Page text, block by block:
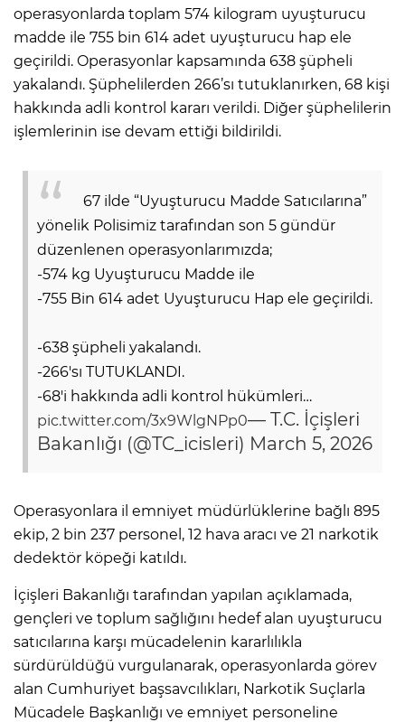
operasyonlarda toplam 574 kilogram uyuşturucu
madde ile 755 bin 614 adet uyuşturucu hap ele
geçirildi. Operasyonlar kapsamında 638 şüpheli
yakalandı. Şüphelilerden 266’sı tutuklanırken, 68 kişi
hakkında adli kontrol kararı verildi. Diğer şüphelilerin
işlemlerinin ise devam ettiği bildirildi.
67 ilde “Uyuşturucu Madde Satıcılarına”
yönelik Polisimiz tarafından son 5 gündür
düzenlenen operasyonlarımızda;
-574 kg Uyuşturucu Madde ile
-755 Bin 614 adet Uyuşturucu Hap ele geçirildi.
-638 şüpheli yakalandı.
-266'sı TUTUKLANDI.
-68'i hakkında adli kontrol hükümleri…
pic.twitter.com/3x9WlgNPp0— T.C. İçişleri
Bakanlığı (@TC_icisleri) March 5, 2026
Operasyonlara il emniyet müdürlüklerine bağlı 895
ekip, 2 bin 237 personel, 12 hava aracı ve 21 narkotik
dedektör köpeği katıldı.
İçişleri Bakanlığı tarafından yapılan açıklamada,
gençleri ve toplum sağlığını hedef alan uyuşturucu
satıcılarına karşı mücadelenin kararlılıkla
sürdürüldüğü vurgulanarak, operasyonlarda görev
alan Cumhuriyet başsavcılıkları, Narkotik Suçlarla
Mücadele Başkanlığı ve emniyet personeline